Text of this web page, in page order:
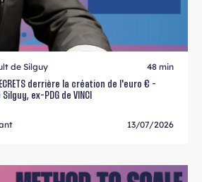
de Silguy
48 min
derrière la création de l'euro € -
ex-PDG de VINCI
13/07/2026